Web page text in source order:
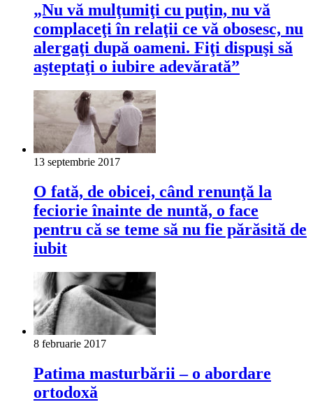
„Nu vă mulţumiţi cu puţin, nu vă
complaceţi în relaţii ce vă obosesc, nu
alergaţi după oameni. Fiţi dispuşi să
aşteptaţi o iubire adevărată”
13 septembrie 2017
O fată, de obicei, când renunţă la
feciorie înainte de nuntă, o face
pentru că se teme să nu fie părăsită de
iubit
8 februarie 2017
Patima masturbării – o abordare
ortodoxă